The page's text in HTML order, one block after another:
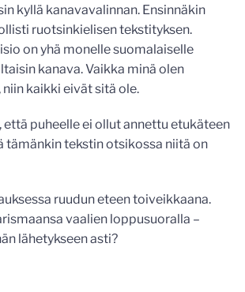
kyllä kanavavalinnan. Ensinnäkin
ruotsinkielisen tekstityksen.
on yhä monelle suomalaiselle
kanava. Vaikka minä olen
kaikki eivät sitä ole.
että puheelle ei ollut annettu etukäteen
tämänkin tekstin otsikossa niitä on
ruudun eteen toiveikkaana.
vaalien loppusuoralla –
lähetykseen asti?